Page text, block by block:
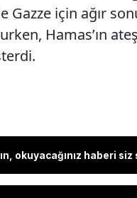
Gazze için ağır
Hamas’ın
okuyacağınız haberi siz